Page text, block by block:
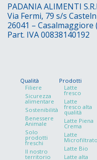
PADANIA ALIMENTI
Via Fermi, 79 s/s
26041 – Casalmaggiore
Part. IVA 00838140192
Qualità
Filiere
Sicurezza
alimentare
Sostenibilità
Benessere
Animale
Solo
prodotti
freschi
ll nostro
territorio
Prodotti
Latte
fresco
Latte
fresco alta
qualità
Latte Piena
Crema
Latte
Microfiltrato
Latte Bio
Latte alta